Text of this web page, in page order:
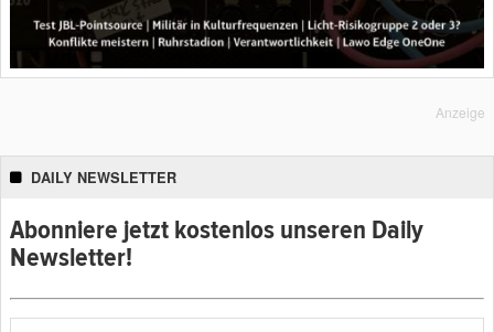
Anzeige
DAILY NEWSLETTER
Abonniere jetzt kostenlos unseren Daily
Newsletter!